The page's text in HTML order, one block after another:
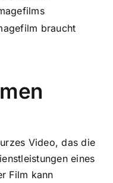
braucht
Video, das die
eines
Film kann